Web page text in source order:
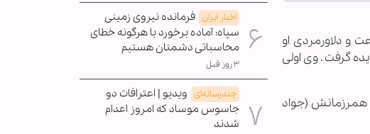
و دلاورمردی او
گرفت. وی اولی
همرزمانش (جواد
اخبار ایران فرمانده نیروی زمینی
سپاه: آماده برخورد با هرگونه خطای
محاسباتی دشمنان هستیم
۳ روز قبل
چندرسانه‌ای ویدیو | اعترافات دو
جاسوس موساد که امروز اعدام
شدند